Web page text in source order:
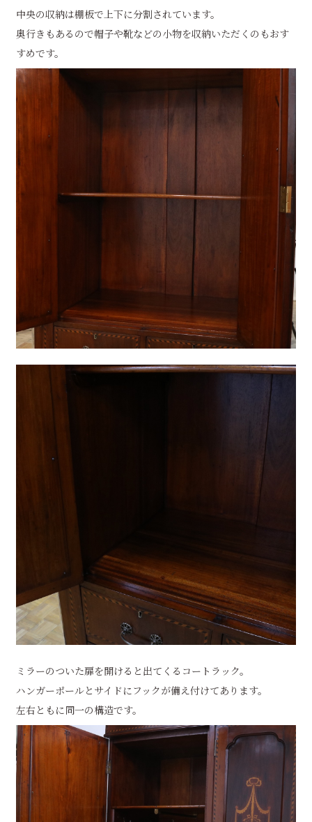
中央の収納は棚板で上下に分割されています。
奥行きもあるので帽子や靴などの小物を収納いただくのもおす
すめです。
ミラーのついた扉を開けると出てくるコートラック。
ハンガーポールとサイドにフックが備え付けてあります。
左右ともに同一の構造です。